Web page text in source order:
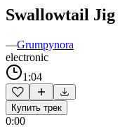
Swallowtail Jig
—Grumpynora
electronic
1:04
Купить трек
0:00